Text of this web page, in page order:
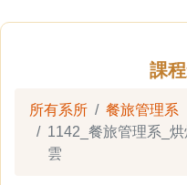
課
所有系所
餐旅管理系
1142_餐旅管理系_
雲